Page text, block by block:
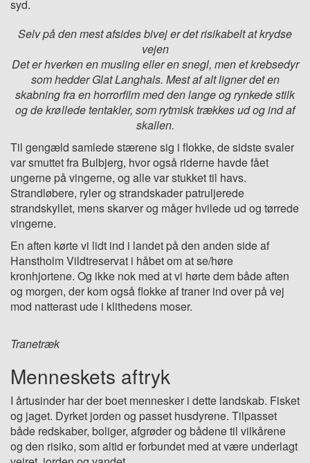
syd.
Selv på den mest afsides bivej er det risikabelt at krydse
vejen
Det er hverken en musling eller en snegl, men et krebsedyr
som hedder Glat Langhals. Mest af alt ligner det en
skabning fra en horrorfilm med den lange og rynkede stilk
og de krøllede tentakler, som rytmisk trækkes ud og ind af
skallen.
Til gengæld samlede stærene sig i flokke, de sidste svaler
var smuttet fra Bulbjerg, hvor også riderne havde fået
ungerne på vingerne, og alle var stukket til havs.
Strandløbere, ryler og strandskader patruljerede
strandskyllet, mens skarver og måger hvilede ud og tørrede
vingerne.
En aften kørte vi lidt ind i landet på den anden side af
Hanstholm Vildtreservat i håbet om at se/høre
kronhjortene. Og ikke nok med at vi hørte dem både aften
og morgen, der kom også flokke af traner ind over på vej
mod natterast ude i klithedens moser.
Tranetræk
Menneskets aftryk
I årtusinder har der boet mennesker i dette landskab. Fisket
og jaget. Dyrket jorden og passet husdyrene. Tilpasset
både redskaber, boliger, afgrøder og bådene til vilkårene
og den risiko, som altid er forbundet med at være underlagt